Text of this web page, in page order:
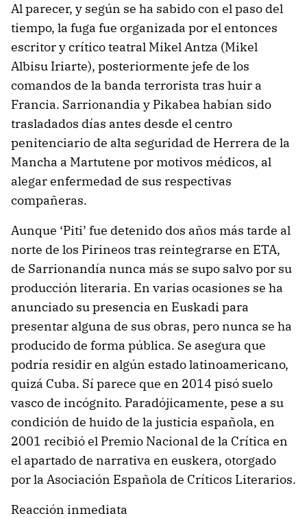
Al parecer, y según se ha sabido con el paso del
tiempo, la fuga fue organizada por el entonces
escritor y crítico teatral Mikel Antza (Mikel
Albisu Iriarte), posteriormente jefe de los
comandos de la banda terrorista tras huir a
Francia. Sarrionandia y Pikabea habían sido
trasladados días antes desde el centro
penitenciario de alta seguridad de Herrera de la
Mancha a Martutene por motivos médicos, al
alegar enfermedad de sus respectivas
compañeras.
Aunque ‘Piti’ fue detenido dos años más tarde al
norte de los Pirineos tras reintegrarse en ETA,
de Sarrionandía nunca más se supo salvo por su
producción literaria. En varias ocasiones se ha
anunciado su presencia en Euskadi para
presentar alguna de sus obras, pero nunca se ha
producido de forma pública. Se asegura que
podría residir en algún estado latinoamericano,
quizá Cuba. Sí parece que en 2014 pisó suelo
vasco de incógnito. Paradójicamente, pese a su
condición de huido de la justicia española, en
2001 recibió el Premio Nacional de la Crítica en
el apartado de narrativa en euskera, otorgado
por la Asociación Española de Críticos Literarios.
Reacción inmediata